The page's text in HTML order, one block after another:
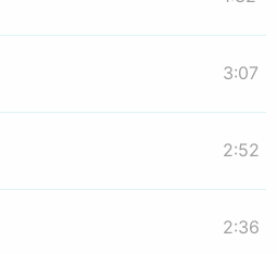
3:07
2:52
2:36